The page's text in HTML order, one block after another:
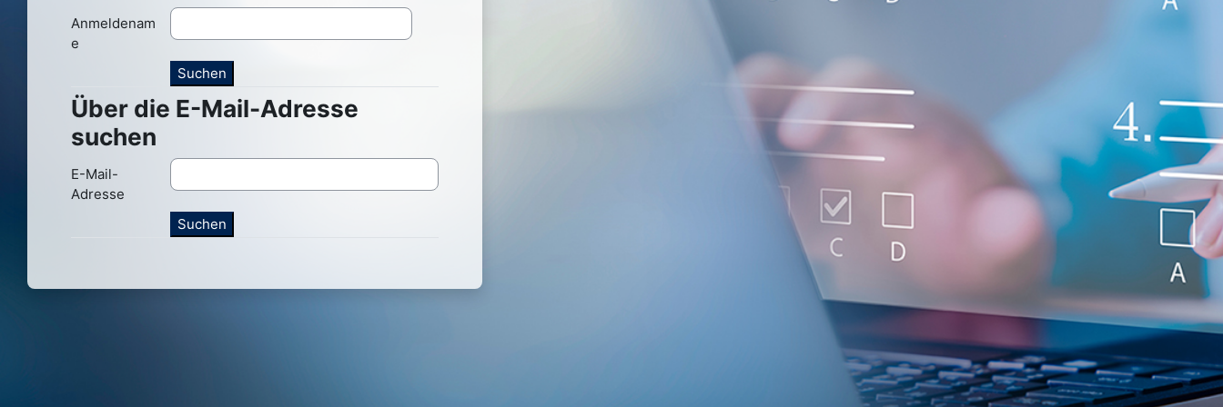
Anmeldenam
e
Über die E-Mail-Adresse suchen
Über die E-Mail-Adresse
suchen
E-Mail-
Adresse